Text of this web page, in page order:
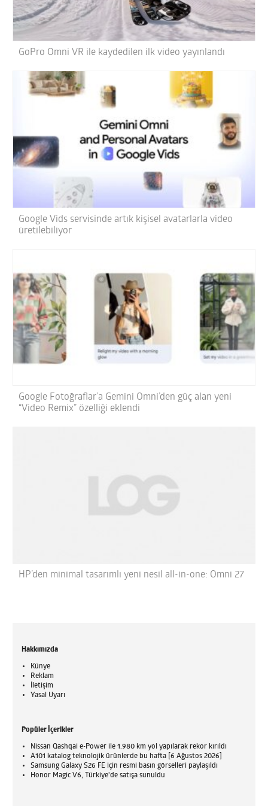
GoPro Omni VR ile kaydedilen ilk video yayınlandı
Google Vids servisinde artık kişisel avatarlarla video
üretilebiliyor
Google Fotoğraflar’a Gemini Omni’den güç alan yeni
“Video Remix” özelliği eklendi
HP’den minimal tasarımlı yeni nesil all-in-one: Omni 27
Hakkımızda
Künye
Reklam
İletişim
Yasal Uyarı
Popüler İçerikler
Nissan Qashqai e-Power ile 1.980 km yol yapılarak rekor kırıldı
A101 katalog teknolojik ürünlerde bu hafta [6 Ağustos 2026]
Samsung Galaxy S26 FE için resmi basın görselleri paylaşıldı
Honor Magic V6, Türkiye'de satışa sunuldu